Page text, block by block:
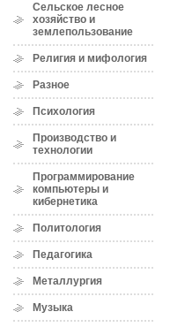
Сельское лесное
хозяйство и
землепользование
Религия и мифология
Разное
Психология
Производство и
технологии
Программирование
компьютеры и
кибернетика
Политология
Педагогика
Металлургия
Музыка